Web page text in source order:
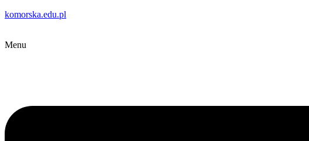
komorska.edu.pl
Menu